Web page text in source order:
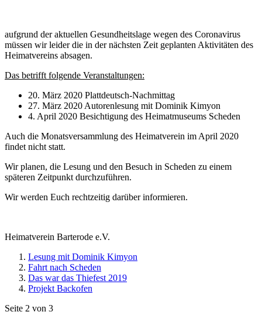
aufgrund der aktuellen Gesundheitslage wegen des Coronavirus
müssen wir leider die in der nächsten Zeit geplanten Aktivitäten des
Heimatvereins absagen.
Das betrifft folgende Veranstaltungen:
20. März 2020 Plattdeutsch-Nachmittag
27. März 2020 Autorenlesung mit Dominik Kimyon
4. April 2020 Besichtigung des Heimatmuseums Scheden
Auch die Monatsversammlung des Heimatverein im April 2020
findet nicht statt.
Wir planen, die Lesung und den Besuch in Scheden zu einem
späteren Zeitpunkt durchzuführen.
Wir werden Euch rechtzeitig darüber informieren.
Heimatverein Barterode e.V.
Lesung mit Dominik Kimyon
Fahrt nach Scheden
Das war das Thiefest 2019
Projekt Backofen
Seite 2 von 3